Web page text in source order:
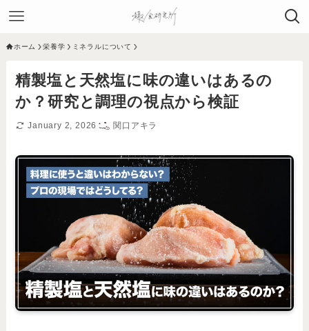
ホーム 栄養学 ミネラルについて
精製塩と天然塩に味の違いはあるの
か？研究と調理の視点から検証
January 2, 2026 関口アキラ